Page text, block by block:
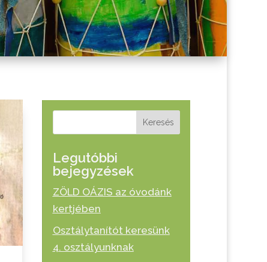
Keresés
Legutóbbi
bejegyzések
ZÖLD OÁZIS az óvodánk
kertjében
Osztálytanítót keresünk
4. osztályunknak